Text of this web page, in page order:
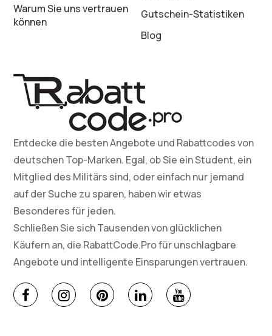
Warum Sie uns vertrauen
können
Gutschein-Statistiken
Blog
Entdecke die besten Angebote und Rabattcodes von
deutschen Top-Marken. Egal, ob Sie ein Student, ein
Mitglied des Militärs sind, oder einfach nur jemand
auf der Suche zu sparen, haben wir etwas
Besonderes für jeden.
Schließen Sie sich Tausenden von glücklichen
Käufern an, die RabattCode.Pro für unschlagbare
Angebote und intelligente Einsparungen vertrauen.